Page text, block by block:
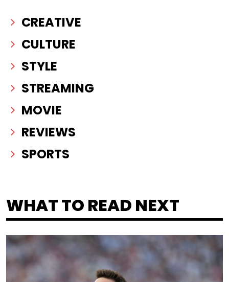
CREATIVE
CULTURE
STYLE
STREAMING
MOVIE
REVIEWS
SPORTS
WHAT TO READ NEXT